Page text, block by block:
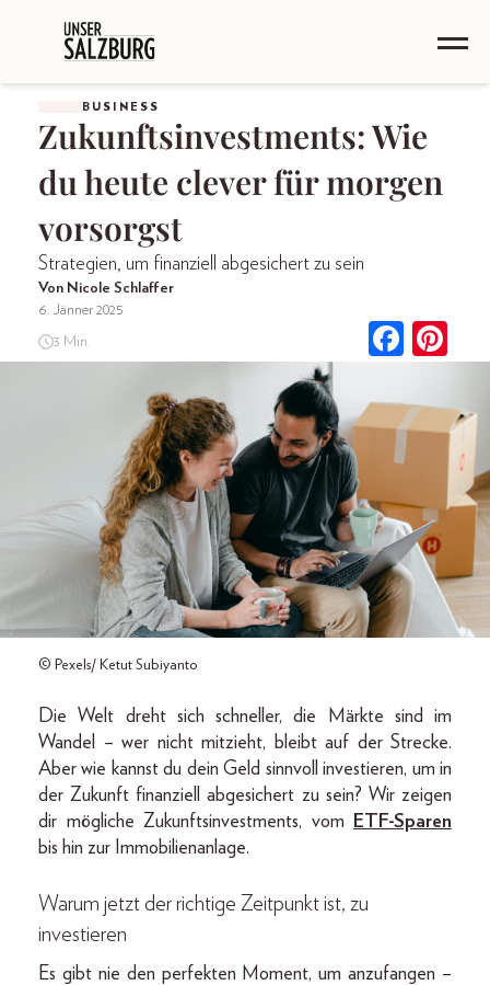
BUSINESS
Zukunftsinvestments: Wie
du heute clever für morgen
vorsorgst
Strategien, um finanziell abgesichert zu sein
Von Nicole Schlaffer
6. Jänner 2025
3 Min.
© Pexels/ Ketut Subiyanto
Die Welt dreht sich schneller, die Märkte sind im
Wandel – wer nicht mitzieht, bleibt auf der Strecke.
Aber wie kannst du dein Geld sinnvoll investieren, um in
der Zukunft finanziell abgesichert zu sein? Wir zeigen
dir mögliche Zukunftsinvestments, vom
ETF-Sparen
bis hin zur Immobilienanlage.
Warum jetzt der richtige Zeitpunkt ist, zu
investieren
Es gibt nie den perfekten Moment, um anzufangen –